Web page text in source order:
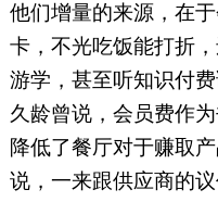
他们增量的来源，在
卡，不光吃饭能打折
游学，甚至听知识付
久龄曾说，会员费作
降低了餐厅对于赚取
说，一来跟供应商的